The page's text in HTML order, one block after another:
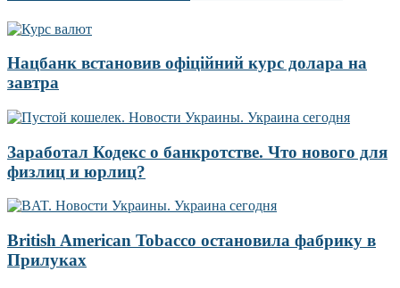
Нацбанк встановив офіційний курс долара на
завтра
Заработал Кодекс о банкротстве. Что нового для
физлиц и юрлиц?
British American Tobacco остановила фабрику в
Прилуках